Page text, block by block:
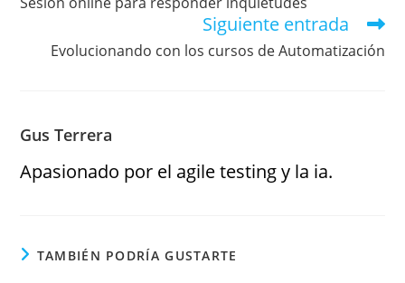
Siguiente entrada
Evolucionando con los cursos de Automatización
Gus Terrera
Apasionado por el agile testing y la ia.
TAMBIÉN PODRÍA GUSTARTE